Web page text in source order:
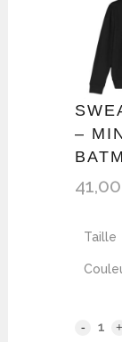
–
41,00
Taille